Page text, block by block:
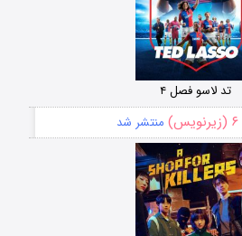
تد لاسو فصل ۴
۶ (زیرنویس) منتشر شد